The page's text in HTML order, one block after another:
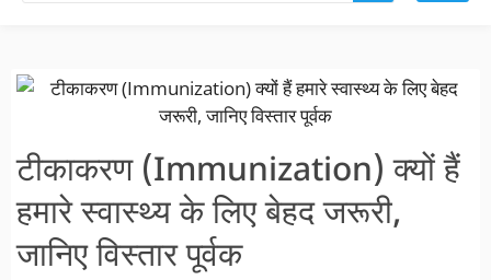
टीकाकरण (Immunization) क्यों हैं
हमारे स्वास्थ्य के लिए बेहद जरूरी,
जानिए विस्तार पूर्वक